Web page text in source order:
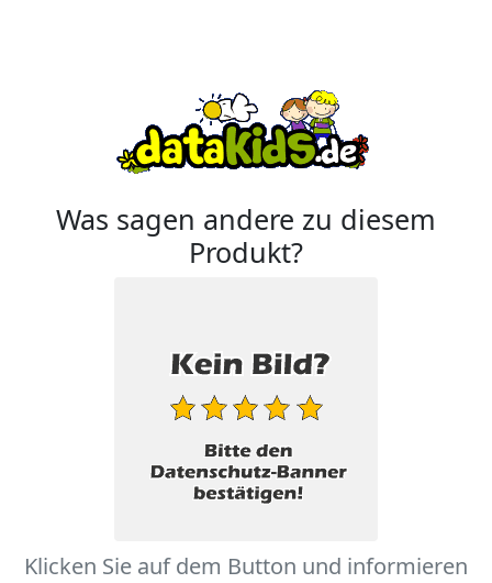
Was sagen andere zu diesem
Produkt?
Klicken Sie auf dem Button und informieren